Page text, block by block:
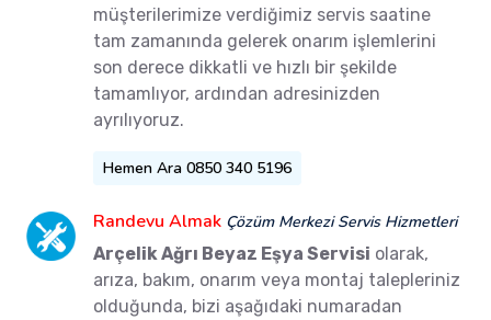
müşterilerimize verdiğimiz servis saatine
tam zamanında gelerek onarım işlemlerini
son derece dikkatli ve hızlı bir şekilde
tamamlıyor, ardından adresinizden
ayrılıyoruz.
Hemen Ara 0850 340 5196
Randevu Almak Çözüm Merkezi Servis Hizmetleri
Arçelik Ağrı Beyaz Eşya Servisi olarak,
arıza, bakım, onarım veya montaj talepleriniz
olduğunda, bizi aşağıdaki numaradan